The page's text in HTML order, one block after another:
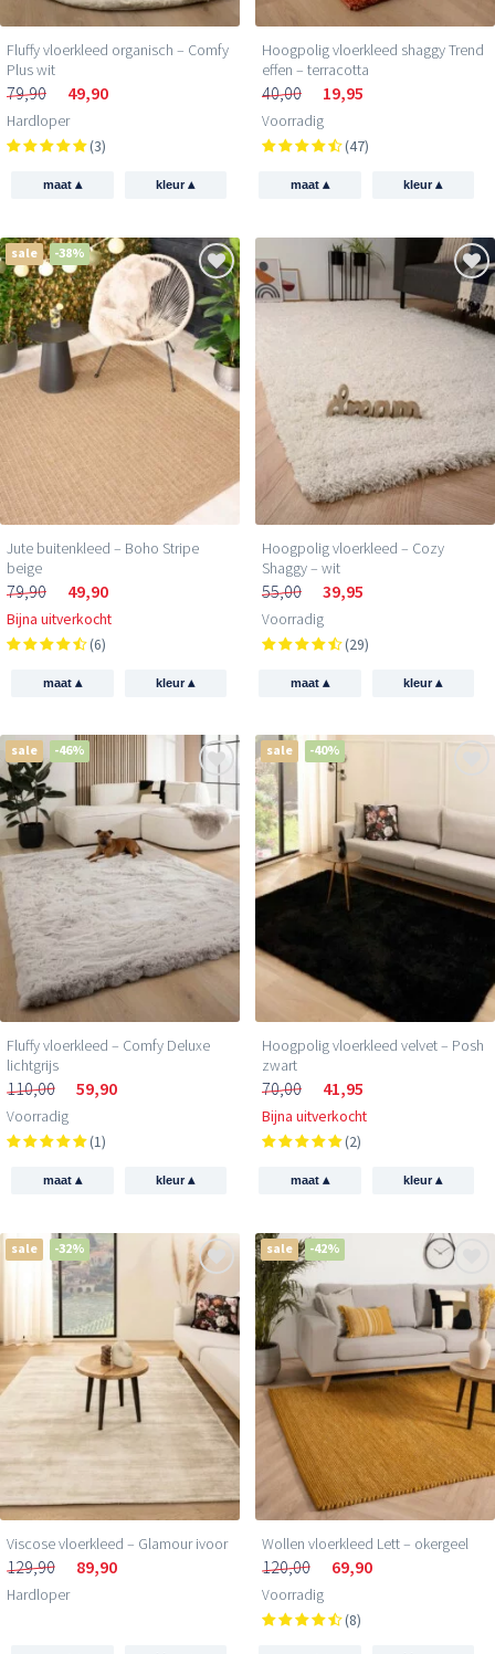
Fluffy vloerkleed organisch – Comfy
Plus wit
79,90 49,90
Hardloper
(3)
maat ▴ kleur▴
Hoogpolig vloerkleed shaggy Trend
effen – terracotta
40,00 19,95
Voorradig
(47)
maat ▴ kleur▴
sale -38%
Jute buitenkleed – Boho Stripe
beige
79,90 49,90
Bijna uitverkocht
(6)
maat ▴ kleur▴
Hoogpolig vloerkleed – Cozy
Shaggy – wit
55,00 39,95
Voorradig
(29)
maat ▴ kleur▴
sale -46%
Fluffy vloerkleed – Comfy Deluxe
lichtgrijs
110,00 59,90
Voorradig
(1)
maat ▴ kleur▴
sale -40%
Hoogpolig vloerkleed velvet – Posh
zwart
70,00 41,95
Bijna uitverkocht
(2)
maat ▴ kleur▴
sale -32%
Viscose vloerkleed – Glamour ivoor
129,90 89,90
Hardloper
sale -42%
Wollen vloerkleed Lett – okergeel
120,00 69,90
Voorradig
(8)